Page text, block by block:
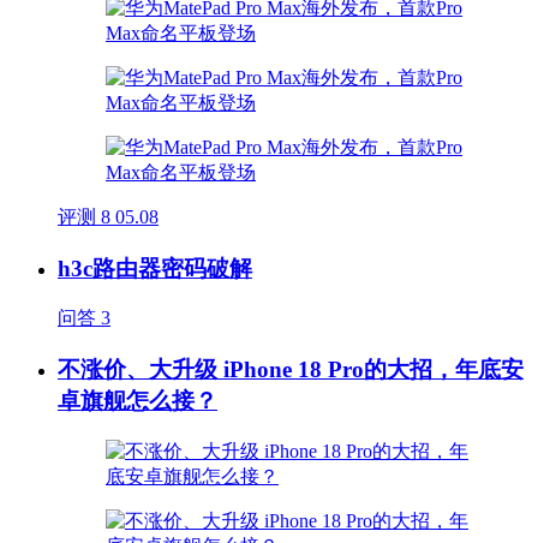
评测 8 05.08
h3c路由器密码破解
问答 3
不涨价、大升级 iPhone 18 Pro的大招，年底安
卓旗舰怎么接？